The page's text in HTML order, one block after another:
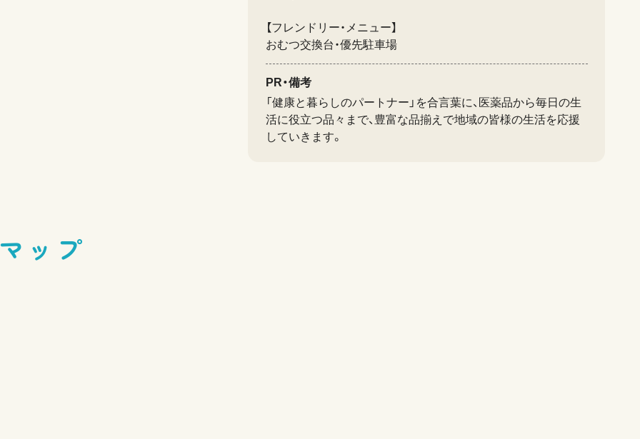
【フレンドリー・メニュー】
おむつ交換台・優先駐車場
PR・備考
「健康と暮らしのパートナー」を合言葉に、医薬品から毎日の生
活に役立つ品々まで、豊富な品揃えで地域の皆様の生活を応援
していきます。
ップ